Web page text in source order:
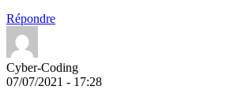
Répondre
Cyber-Coding
07/07/2021 - 17:28